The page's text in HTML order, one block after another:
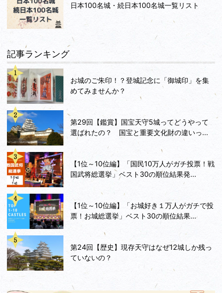
日本100名城・続日本100名城一覧リスト
記事ランキング
お城のご朱印！？登城記念に「御城印」を集
めてみませんか？
第29回【鑑賞】国宝天守5城ってどうやって
選ばれたの？ 国宝と重要文化財の違いっ...
【1位～10位編】「国民10万人がガチ投票！戦
国武将総選挙」ベスト30の順位結果発...
【1位～10位編】「お城好き１万人がガチで投
票！お城総選挙」ベスト30の順位結果...
第24回【歴史】現存天守はなぜ12城しか残っ
ていないの？